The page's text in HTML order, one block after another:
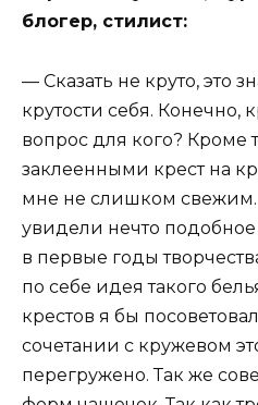
блогер, стилист:
— Сказать не круто, это
крутости себя. Конечно,
вопрос для кого? Кроме
заклеенными крест на
мне не слишком
увидели нечто подобное
в первые годы
по себе идея такого
крестов я бы
сочетании с кружевом
перегружено. Так же